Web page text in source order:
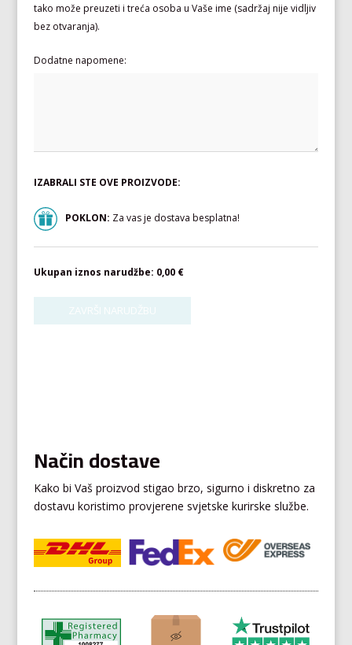
tako može preuzeti i treća osoba u Vaše ime (sadržaj nije vidljiv
bez otvaranja).
Dodatne napomene:
IZABRALI STE OVE PROIZVODE:
POKLON: Za vas je dostava besplatna!
Ukupan iznos narudžbe: 0,00 €
Način dostave
Kako bi Vaš proizvod stigao brzo, sigurno i diskretno za
dostavu koristimo provjerene svjetske kurirske službe.